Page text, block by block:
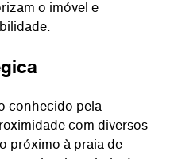
o imóvel e
conhecido pela
com diversos
próximo à praia de